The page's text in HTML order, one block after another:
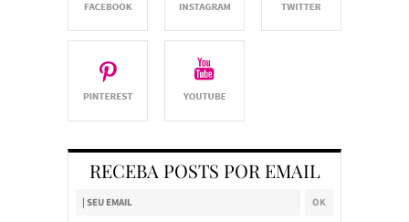
RECEBA POSTS POR EMAIL